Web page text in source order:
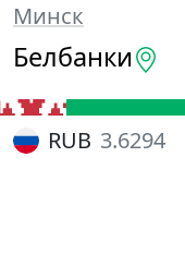
Минск
Белбанки
RUB 3.6294